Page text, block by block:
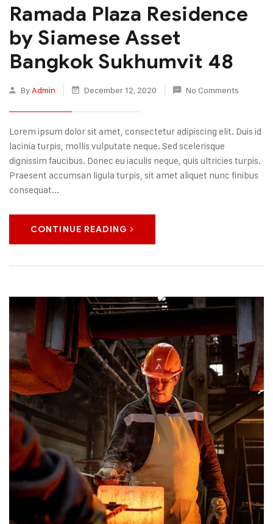
Ramada Plaza Residence
by Siamese Asset
Bangkok Sukhumvit 48
By Admin December 12, 2020 No Comments
Lorem ipsum dolor sit amet, consectetur adipiscing elit. Duis id
lacinia turpis, mollis vulputate neque. Sed scelerisque
dignissim faucibus. Donec eu iaculis neque, quis ultricies turpis.
Praesent accumsan ligula turpis, sit amet aliquet nunc finibus
consequat...
CONTINUE READING